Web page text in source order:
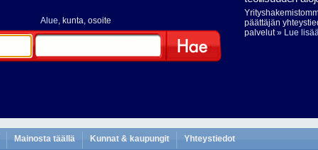
Alue, kunta, osoite
päättäjän
palvelut» Lue
Mainosta täällä Kunnat & kaupungit Yhteystiedot